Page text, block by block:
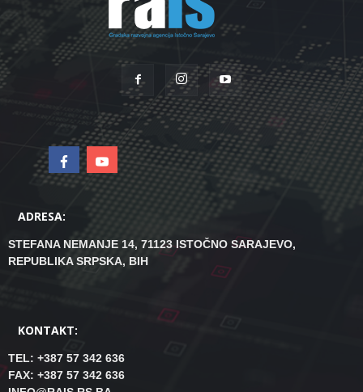
ADRESA:
STEFANA NEMANJE 14, 71123 ISTOČNO SARAJEVO,
REPUBLIKA SRPSKA, BIH
KONTAKT:
TEL: +387 57 342 636
FAX: +387 57 342 636